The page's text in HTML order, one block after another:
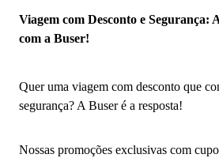
Viagem com Desconto e Segurança:
com a Buser!
Quer uma viagem com desconto que
segurança? A Buser é a resposta!
Nossas promoções exclusivas com